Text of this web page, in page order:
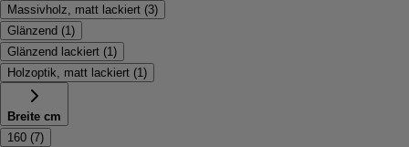
Massivholz, matt lackiert (3)
Glänzend (1 )
Glänzend lackiert (1 )
Holzoptik, matt lackiert (1 )
Breite cm
160 (7)